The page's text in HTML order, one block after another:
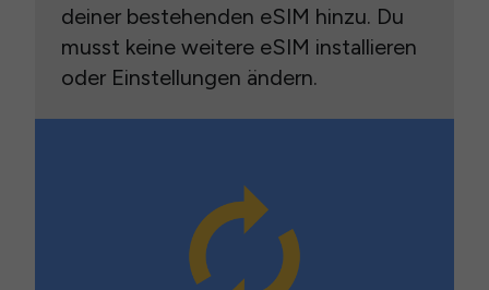
deiner bestehenden eSIM hinzu. Du
musst keine weitere eSIM installieren
oder Einstellungen ändern.